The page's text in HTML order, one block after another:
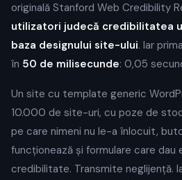
originală Stanford Web Credibility
utilizatori judecă credibilitatea
baza designului site-ului. Iar
în 50 de milisecunde: 0,05
Un site cu template generic
10.000 de site-uri, cu poze de
pe care nimeni nu le-a înlocuit,
funcționează și formulare care dau
credibilitate. Transmite neglijență.